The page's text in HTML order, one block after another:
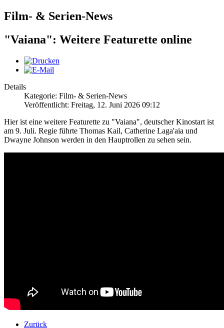
Film- & Serien-News
"Vaiana": Weitere Featurette online
Details
Kategorie: Film- & Serien-News
Veröffentlicht: Freitag, 12. Juni 2026 09:12
Hier ist eine weitere Featurette zu "Vaiana", deutscher Kinostart ist
am 9. Juli. Regie führte Thomas Kail, Catherine Laga'aia und
Dwayne Johnson werden in den Hauptrollen zu sehen sein.
Zurück